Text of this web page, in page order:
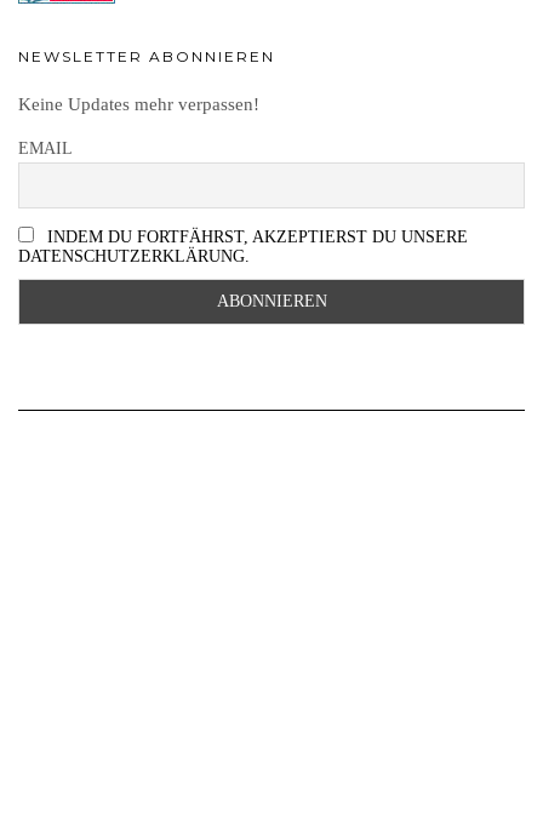
NEWSLETTER ABONNIEREN
Keine Updates mehr verpassen!
EMAIL
INDEM DU FORTFÄHRST, AKZEPTIERST DU UNSERE
DATENSCHUTZERKLÄRUNG.